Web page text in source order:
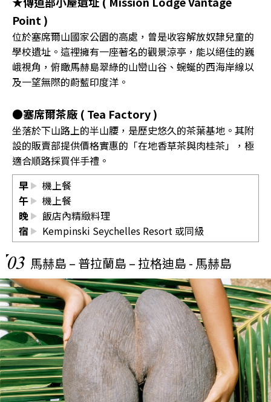
Point )
位於塞席爾山國家公園的高處，曾是收容解放奴隸兒童的
學校遺址。這裡擁有一座著名的觀景涼亭，能以絕佳的巍
峨視角，俯瞰馬赫島翠綠的山巒山谷、蜿蜒的西海岸線以
及一望無際的蔚藍印度洋。
●塞席爾茶廠 ( Tea Factory )
坐落於下山路上的半山腰，是歷史悠久的茶葉基地。其附
設的販賣部提供價格實惠的「在地香草茶與肉桂茶」，極
適合順路採買伴手禮。
早
機上餐
午
機上餐
晚
飯店內精緻料理
宿
Kempinski Seychelles Resort 或同級
03 馬赫島 – 普拉蘭島 – 拉格迪島 - 馬赫島